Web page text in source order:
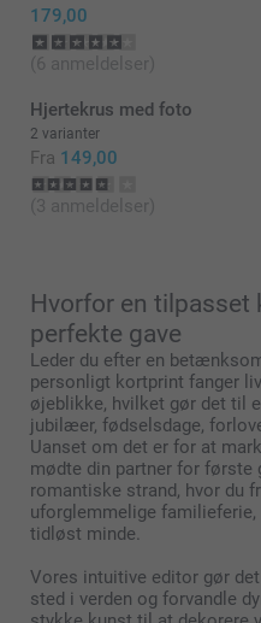
179,00
(6 anmeldelser)
Hjertekrus med foto
2 varianter
Fra 149,00
(3 anmeldelser)
Hvorfor en tilpasset
perfekte gave
Leder du efter en
personligt kortprint fanger
øjeblikke, hvilket gør det til
jubilæer, fødselsdage,
Uanset om det er for at
mødte din partner for første
romantiske strand, hvor du
uforglemmelige
tidløst minde.
Vores intuitive editor gør
sted i verden og forvandle